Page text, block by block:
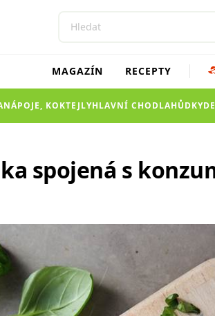
MAGAZÍN RECEPTY
NÁPOJE, KOKTEJLYHLAVNÍ CHODLAHŮDKY
spojená s